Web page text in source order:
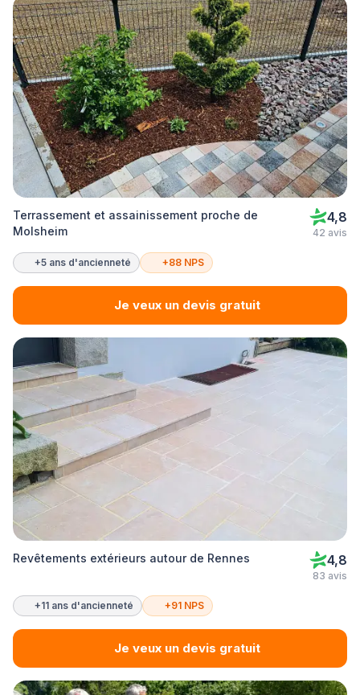
Terrassement et assainissement proche de
Molsheim
4,8
42 avis
+5 ans d'ancienneté +88 NPS
Je veux un devis gratuit
Revêtements extérieurs autour de Rennes 4,8
83 avis
+11 ans d'ancienneté +91 NPS
Je veux un devis gratuit